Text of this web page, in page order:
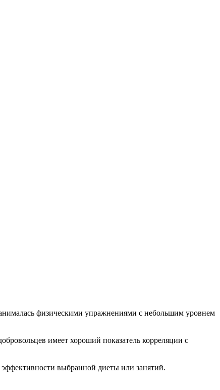
физическими упражнениями с небольшим уровнем
имеет хороший показатель корреляции с
эффективности выбранной диеты или занятий.